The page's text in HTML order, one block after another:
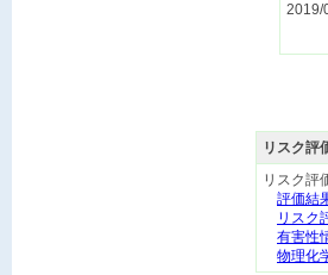
2019/
リスク評
リスク評
評価結
リスク
有害性
物理化